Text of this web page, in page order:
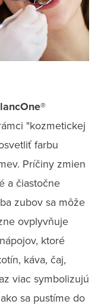
"kozmetickej
farbu
Príčiny zmien
a čiastočne
zubov sa môže
ovplyvňuje
ktoré
káva, čaj,
viac symbolizujú
sa pustíme do